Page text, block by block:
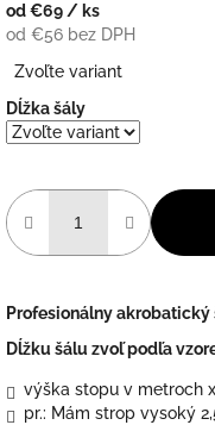
od€69/ ks
od €56 bez DPH
cena:
Zvoľte variant
Dĺžka šály
Profesionálny
Dĺžku šálu zvoľ podľa
výška stopu v metroch x
pr.: Mám strop vysoký